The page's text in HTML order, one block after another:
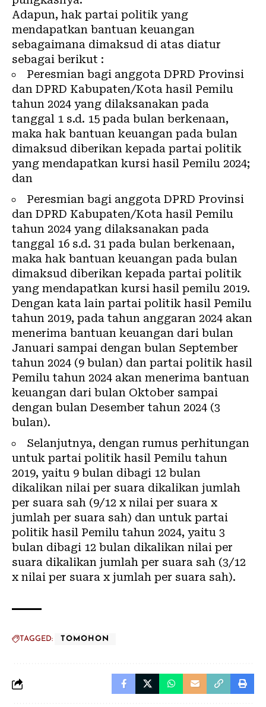
Adapun, hak partai politik yang
mendapatkan bantuan keuangan
sebagaimana dimaksud di atas diatur
sebagai berikut :
Peresmian bagi anggota DPRD Provinsi
dan DPRD Kabupaten/Kota hasil Pemilu
tahun 2024 yang dilaksanakan pada
tanggal 1 s.d. 15 pada bulan berkenaan,
maka hak bantuan keuangan pada bulan
dimaksud diberikan kepada partai politik
yang mendapatkan kursi hasil Pemilu 2024;
dan
Peresmian bagi anggota DPRD Provinsi
dan DPRD Kabupaten/Kota hasil Pemilu
tahun 2024 yang dilaksanakan pada
tanggal 16 s.d. 31 pada bulan berkenaan,
maka hak bantuan keuangan pada bulan
dimaksud diberikan kepada partai politik
yang mendapatkan kursi hasil pemilu 2019.
Dengan kata lain partai politik hasil Pemilu
tahun 2019, pada tahun anggaran 2024 akan
menerima bantuan keuangan dari bulan
Januari sampai dengan bulan September
tahun 2024 (9 bulan) dan partai politik hasil
Pemilu tahun 2024 akan menerima bantuan
keuangan dari bulan Oktober sampai
dengan bulan Desember tahun 2024 (3
bulan).
Selanjutnya, dengan rumus perhitungan
untuk partai politik hasil Pemilu tahun
2019, yaitu 9 bulan dibagi 12 bulan
dikalikan nilai per suara dikalikan jumlah
per suara sah (9/12 x nilai per suara x
jumlah per suara sah) dan untuk partai
politik hasil Pemilu tahun 2024, yaitu 3
bulan dibagi 12 bulan dikalikan nilai per
suara dikalikan jumlah per suara sah (3/12
x nilai per suara x jumlah per suara sah).
TAGGED: TOMOHON